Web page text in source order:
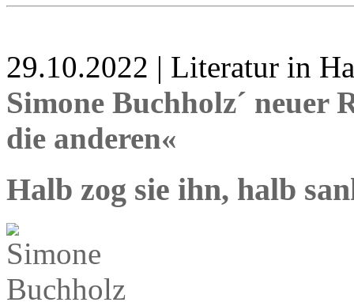
29.10.2022 | Literatur in
Simone Buchholz´ neuer
die anderen«
Halb zog sie ihn, halb